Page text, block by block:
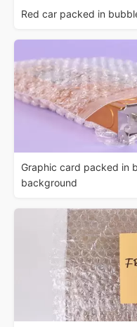
Red car packed in
Graphic card packed in
background